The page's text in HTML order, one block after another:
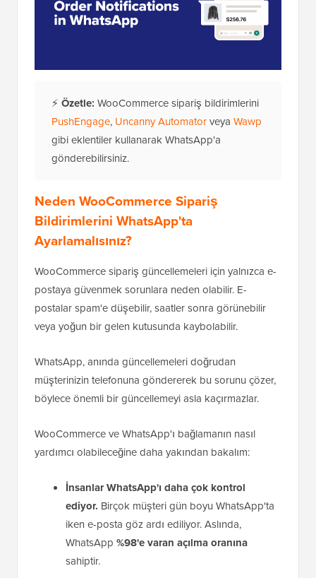
⚡ Özetle: WooCommerce sipariş bildirimlerini
PushEngage, Uncanny Automatorveya Wawp
gibi eklentiler kullanarak WhatsApp'a
gönderebilirsiniz.
Neden WooCommerce Sipariş
Bildirimlerini WhatsApp'ta
Ayarlamalısınız?
WooCommerce sipariş güncellemeleri için yalnızca e-
postaya güvenmek sorunlara neden olabilir. E-
postalar spam'e düşebilir, saatler sonra görünebilir
veya yoğun bir gelen kutusunda kaybolabilir.
WhatsApp, anında güncellemeleri doğrudan
müşterinizin telefonuna göndererek bu sorunu çözer,
böylece önemli bir güncellemeyi asla kaçırmazlar.
WooCommerce ve WhatsApp'ı bağlamanın nasıl
yardımcı olabileceğine daha yakından bakalım:
İnsanlar WhatsApp'ı daha çok kontrol
ediyor. Birçok müşteri gün boyu WhatsApp'ta
iken e-posta göz ardı ediliyor. Aslında,
WhatsApp %98'e varan açılma oranına
sahiptir.